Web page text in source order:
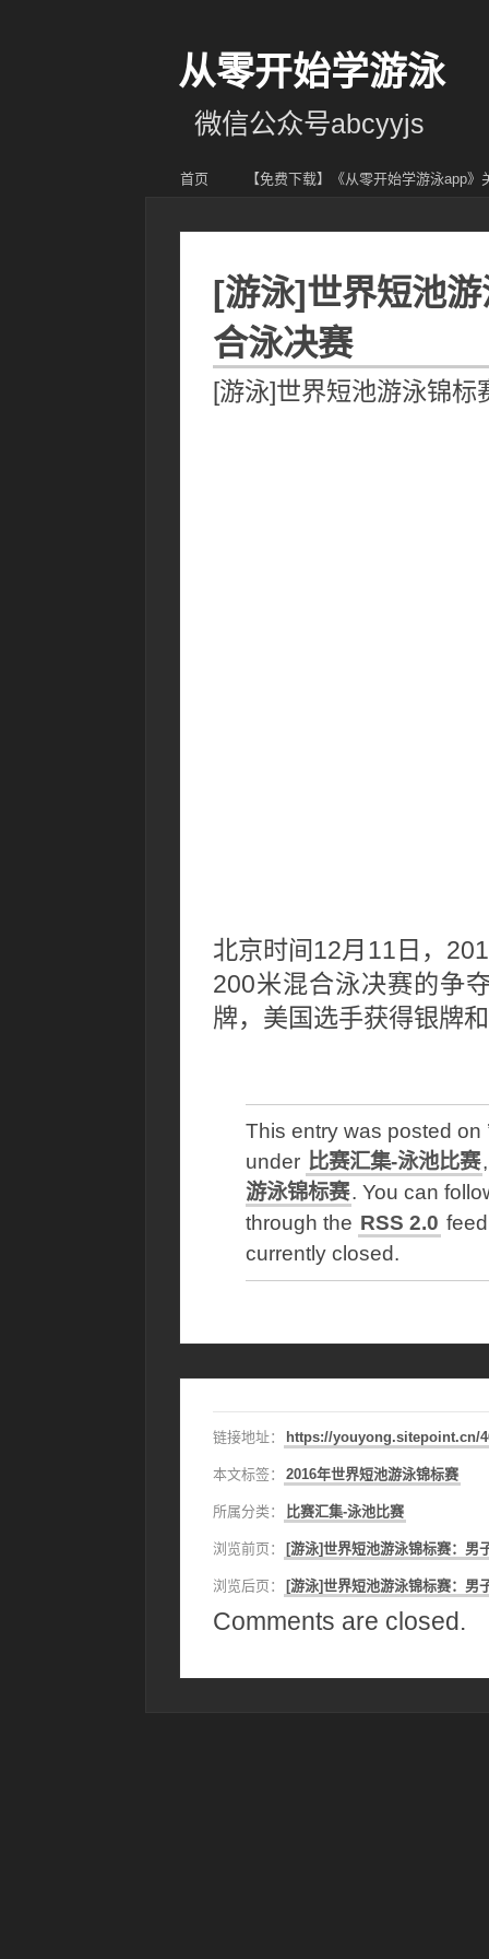
从零开始学游泳
微信公众号abcyyjs
首页 【免费下载】《从零开始学游泳app
[游泳]世界短池
合泳决赛
[游泳]世界短池游泳锦
北京时间12月11日，
200米混合泳决赛的争
牌，美国选手获得银牌
This entry was posted on
under 比赛汇集-泳池比赛
游泳锦标赛. You can
through the RSS 2.0
currently closed.
链接地址： https://youyong.sitepoint.cn/
本文标签： 2016年世界短池游泳锦标赛
所属分类： 比赛汇集-泳池比赛
浏览前页： [游泳]世界短池游泳锦标赛：男
浏览后页： [游泳]世界短池游泳锦标赛：男
Comments are closed.